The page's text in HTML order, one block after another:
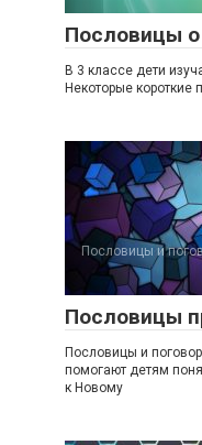
Пословицы о
В 3 классе дети
Некоторые короткие
Пословицы и
Пословицы
Пословицы и
помогают детям
к Новому